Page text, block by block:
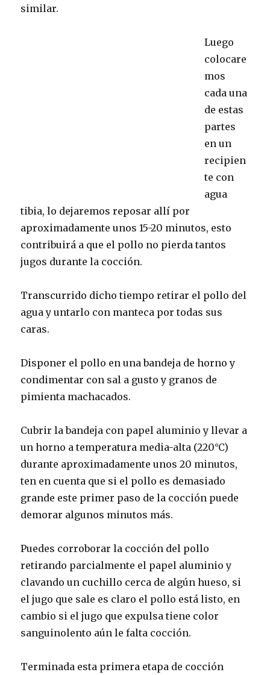
similar.
Luego
colocare
mos
cada una
de estas
partes
en un
recipien
te con
agua
tibia, lo dejaremos reposar allí por
aproximadamente unos 15-20 minutos, esto
contribuirá a que el pollo no pierda tantos
jugos durante la cocción.
Transcurrido dicho tiempo retirar el pollo del
agua y untarlo con manteca por todas sus
caras.
Disponer el pollo en una bandeja de horno y
condimentar con sal a gusto y granos de
pimienta machacados.
Cubrir la bandeja con papel aluminio y llevar a
un horno a temperatura media-alta (220°C)
durante aproximadamente unos 20 minutos,
ten en cuenta que si el pollo es demasiado
grande este primer paso de la cocción puede
demorar algunos minutos más.
Puedes corroborar la cocción del pollo
retirando parcialmente el papel aluminio y
clavando un cuchillo cerca de algún hueso, si
el jugo que sale es claro el pollo está listo, en
cambio si el jugo que expulsa tiene color
sanguinolento aún le falta cocción.
Terminada esta primera etapa de cocción